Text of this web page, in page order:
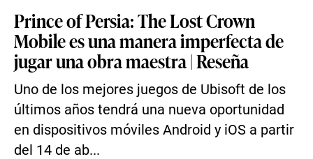
Prince of Persia: The Lost Crown
Mobile es una manera imperfecta de
jugar una obra maestra | Reseña
Uno de los mejores juegos de Ubisoft de los
últimos años tendrá una nueva oportunidad
en dispositivos móviles Android y iOS a partir
del 14 de ab...